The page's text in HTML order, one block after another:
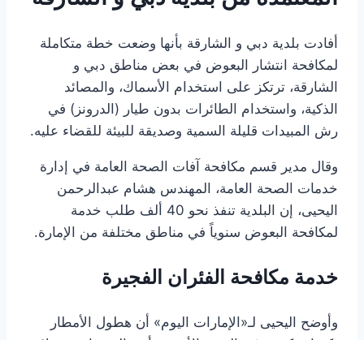
أفادت بلدية دبي و الشارقة بأنها وضعت خطة متكاملة
لمكافحة انتشار البعوض في بعض مناطق دبي و
الشارقة، ترتكز على استخدام الأسماك، والمصائد
الذكية، واستخدام الطائرات بدون طيار (الدرونز) في
رش المبيدات قليلة السمية وصديقة للبيئة للقضاء عليه.
وقال مدير قسم مكافحة آفات الصحة العامة في إدارة
خدمات الصحة العامة، المهندس هشام عبدالرحمن
اليحيى، إن البلدية تنفذ نحو 40 ألف طلب خدمة
لمكافحة البعوض سنوياً في مناطق مختلفة من الإمارة.
خدمة مكافحة الفئران الفجيرة
وأوضح اليحيى لـ«الإمارات اليوم» أن هطول الأمطار